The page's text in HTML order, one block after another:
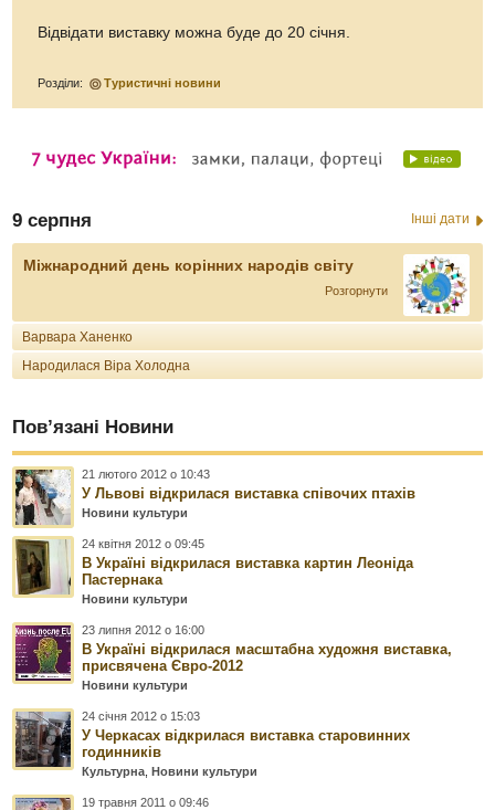
Відвідати виставку можна буде до 20 січня.
Розділи: Туристичні новини
9 серпня Інші дати
Міжнародний день корінних народів світу
Розгорнути
Варвара Ханенко
Народилася Віра Холодна
Пов’язані Новини
21 лютого 2012 о 10:43
У Львові відкрилася виставка співочих птахів
Новини культури
24 квітня 2012 о 09:45
В Україні відкрилася виставка картин Леоніда
Пастернака
Новини культури
23 липня 2012 о 16:00
В Україні відкрилася масштабна художня виставка,
присвячена Євро-2012
Новини культури
24 січня 2012 о 15:03
У Черкасах відкрилася виставка старовинних
годинників
Культурна ,Новини культури
19 травня 2011 о 09:46